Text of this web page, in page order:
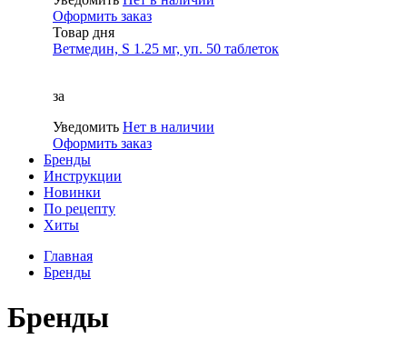
Оформить заказ
Товар дня
Ветмедин, S 1.25 мг, уп. 50 таблеток
за
Уведомить Нет в наличии
Оформить заказ
Бренды
Инструкции
Новинки
По рецепту
Хиты
Главная
Бренды
Бренды